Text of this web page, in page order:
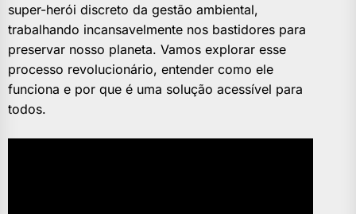
super-herói discreto da gestão ambiental,
trabalhando incansavelmente nos bastidores para
preservar nosso planeta. Vamos explorar esse
processo revolucionário, entender como ele
funciona e por que é uma solução acessível para
todos.